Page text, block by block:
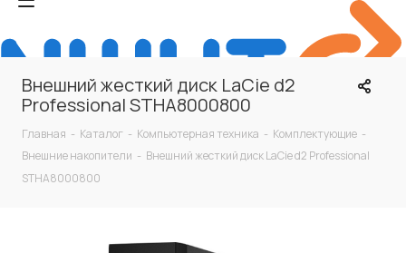
Внешний жесткий диск LaCie d2
Professional STHA8000800
Главная - Каталог - Компьютерная техника - Комплектующие -
Внешние накопители - Внешний жесткий диск LaCie d2 Professional
STHA8000800